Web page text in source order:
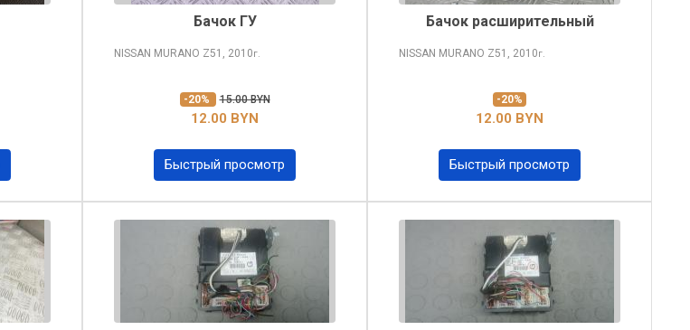
Бачок ГУ
NISSAN MURANO Z51, 2010г.
-20% 15.00 BYN
12.00 BYN
Быстрый просмотр
Бачок расширительный
NISSAN MURANO Z51, 2010г.
-20%
12.00 BYN
Быстрый просмотр